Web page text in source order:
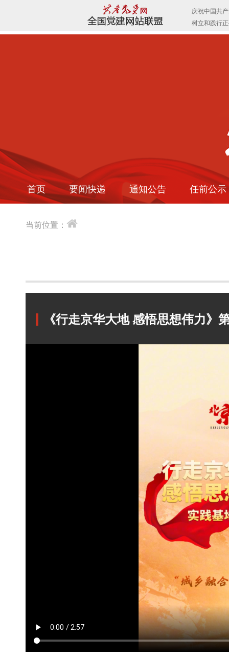
首页 要闻快递 通知公告 任前公示
当前位置：
《行走京华大地 感悟思想伟力》